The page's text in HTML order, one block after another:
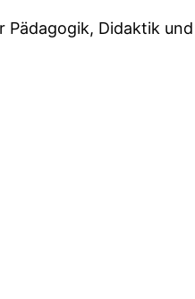
Pädagogik, Didaktik